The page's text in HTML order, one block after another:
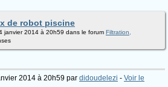
de robot piscine
janvier 2014 à 20h59 dans le forum Filtration,
2014 à 20h59 par didoudelezi - Voir le